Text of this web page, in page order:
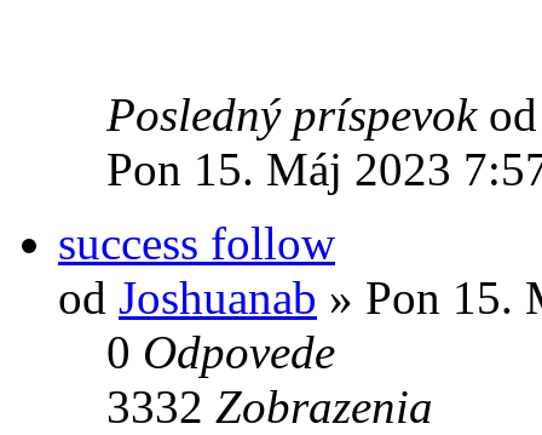
Posledný príspevok
Pon 15. Máj 2023
success follow
od Joshuanab » Pon 15.
0 Odpovede
3332 Zobrazenia